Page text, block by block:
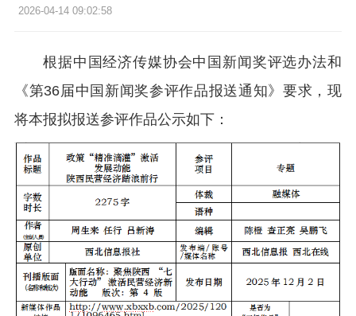
2026-04-14 09:02:58
根据中国经济传媒协会中国新闻奖评选办法和
《第36届中国新闻奖参评作品报送通知》要求，现
将本报拟报送参评作品公示如下：